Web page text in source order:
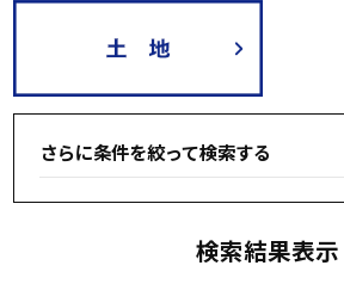
さらに条件を絞って検索する
検索結果表示